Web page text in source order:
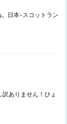
日本-スコットラン
ありません！ひょ